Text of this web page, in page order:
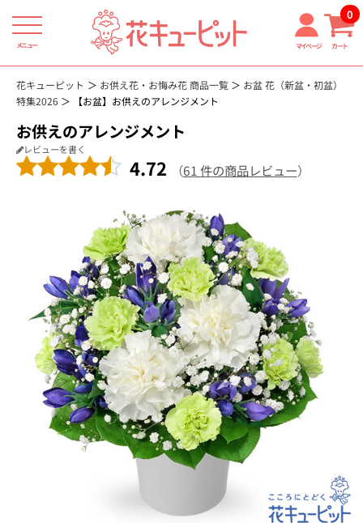
メニュー マイページ カート
0
花キューピット お供え花・お悔み花 商品一覧
お盆 花（新盆・初盆）
特集2026
【お盆】お供えのアレンジメント
お供えのアレンジメント
レビューを書く
4.72 （61 件の商品レビュー）